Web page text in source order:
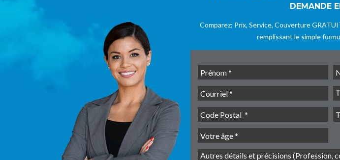
DEMANDE
Comparez: Prix, Service, Couverture
remplissant le simple